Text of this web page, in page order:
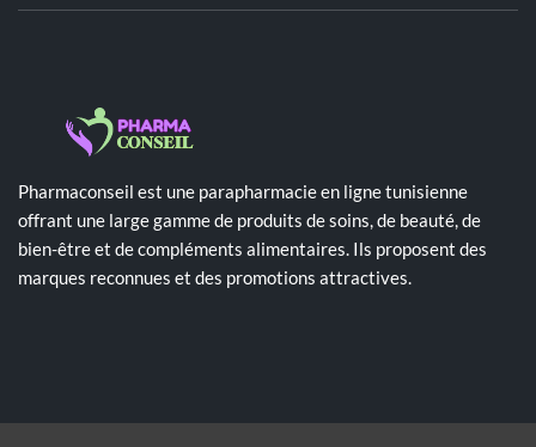
Pharmaconseil est une parapharmacie en ligne tunisienne
offrant une large gamme de produits de soins, de beauté, de
bien-être et de compléments alimentaires. Ils proposent des
marques reconnues et des promotions attractives.